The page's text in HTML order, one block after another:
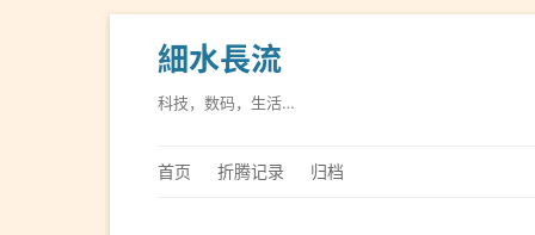
細水長流
科技，数码，生活…
首页 折腾记录 归档